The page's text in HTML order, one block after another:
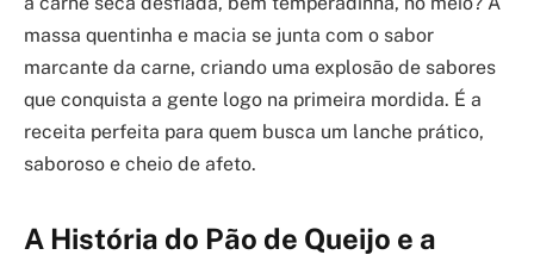
massa quentinha e macia se junta com o sabor
marcante da carne, criando uma explosão de sabores
que conquista a gente logo na primeira mordida. É a
receita perfeita para quem busca um lanche prático,
saboroso e cheio de afeto.
A História do Pão de Queijo e a